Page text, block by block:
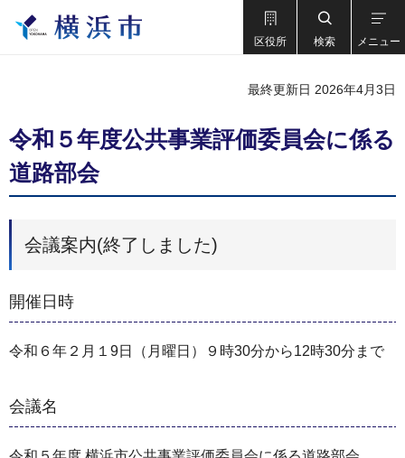
区役所 検索 メニュー
最終更新日 2026年4月3日
令和５年度公共事業評価委員会に係る
道路部会
会議案内(終了しました)
開催日時
令和６年２月１9日（月曜日）９時30分から12時30分まで
会議名